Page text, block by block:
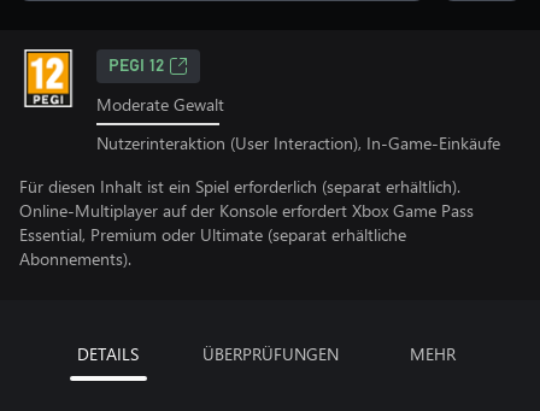
PEGI 12
Moderate Gewalt
Nutzerinteraktion (User Interaction), In-Game-Einkäufe
Für diesen Inhalt ist ein Spiel erforderlich (separat erhältlich).
Online-Multiplayer auf der Konsole erfordert Xbox Game Pass
Essential, Premium oder Ultimate (separat erhältliche
Abonnements).
DETAILS ÜBERPRÜFUNGEN MEHR